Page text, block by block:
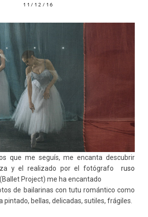
11/12/16
que me seguís, me encanta descubrir
y el realizado por el fotógrafo ruso
(Ballet Project) me ha encantado
de bailarinas con tutu romántico como
pintado, bellas, delicadas, sutiles, frágiles.